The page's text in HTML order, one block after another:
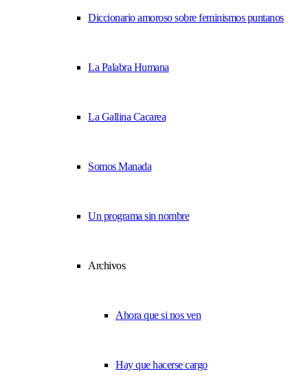
Diccionario amoroso sobre feminismos puntanos
La Palabra Humana
La Gallina Cacarea
Somos Manada
Un programa sin nombre
Archivos
Ahora que si nos ven
Hay que hacerse cargo